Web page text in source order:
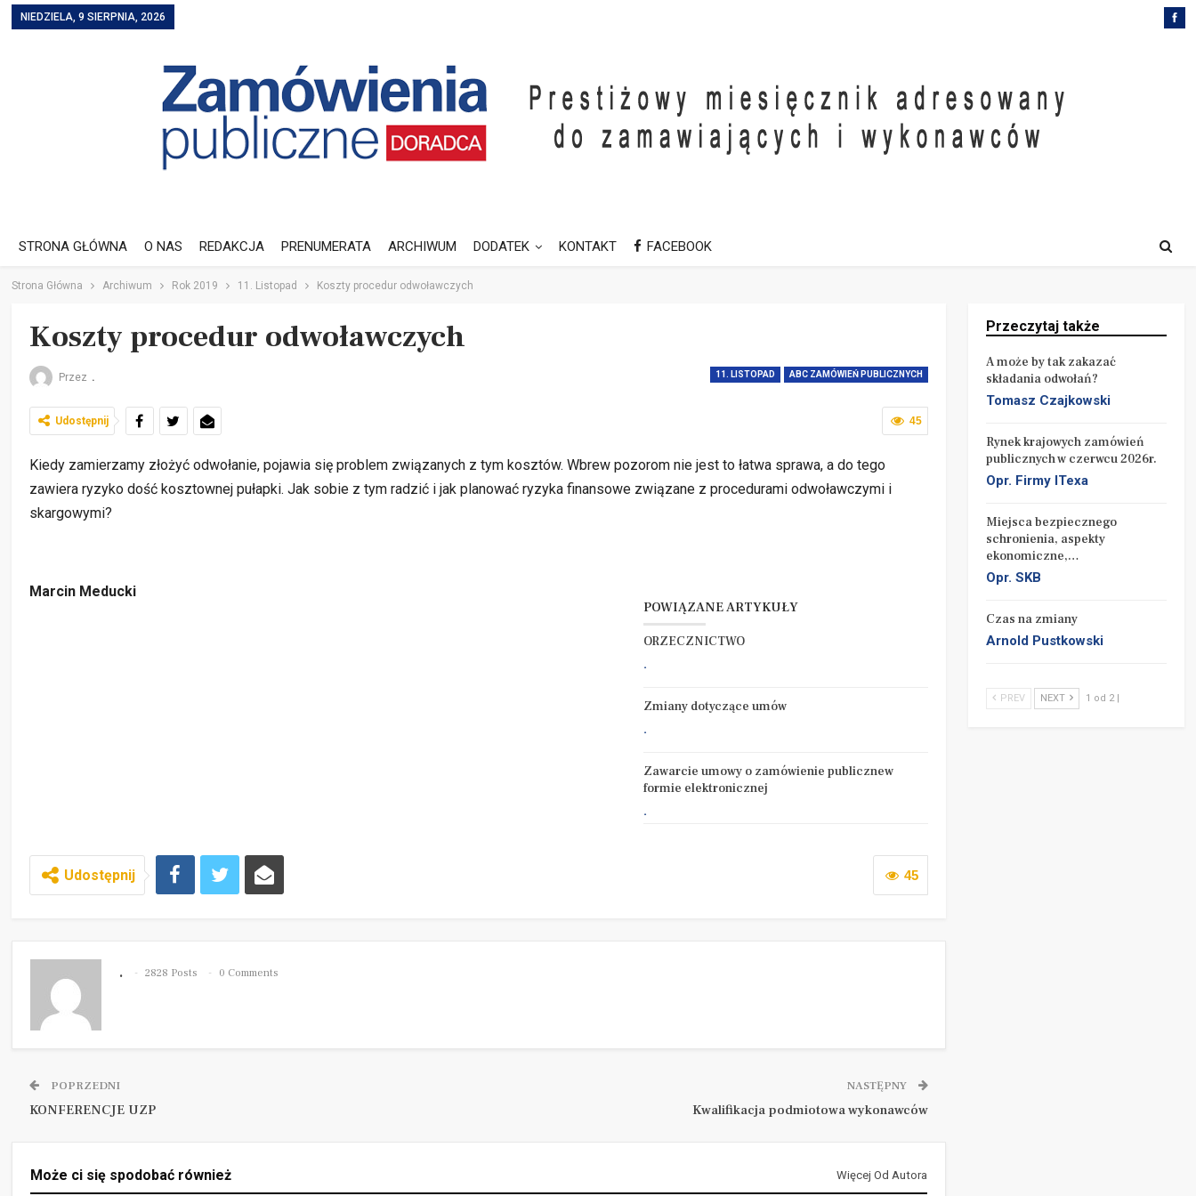
NIEDZIELA, 9 SIERPNIA, 2026
STRONA GŁÓWNA O NAS REDAKCJA PRENUMERATA ARCHIWUM DODATEK KONTAKT FACEBOOK
Strona Główna Archiwum Rok 2019 11. Listopad Koszty procedur odwoławczych
Koszty procedur odwoławczych
11. LISTOPAD ABC ZAMÓWIEŃ PUBLICZNYCH
Przez .
45
Udostępnij
Kiedy zamierzamy złożyć odwołanie, pojawia się problem związanych z tym kosztów. Wbrew pozorom nie jest to łatwa sprawa, a do tego
zawiera ryzyko dość kosztownej pułapki. Jak sobie z tym radzić i jak planować ryzyka finansowe związane z procedurami odwoławczymi i
skargowymi?
POWIĄZANE ARTYKUŁY
ORZECZNICTWO
.
Zmiany dotyczące umów
.
Zawarcie umowy o zamówienie publicznew
formie elektronicznej
.
Marcin Meducki
45
Udostępnij
. 2828 Posts 0 Comments
POPRZEDNI
KONFERENCJE UZP
NASTĘPNY
Kwalifikacja podmiotowa wykonawców
Może ci się spodobać również Więcej Od Autora
Przeczytaj także
A może by tak zakazać
składania odwołań?
Tomasz Czajkowski
Rynek krajowych zamówień
publicznych w czerwcu 2026r.
Opr. Firmy ITexa
Miejsca bezpiecznego
schronienia, aspekty
ekonomiczne,…
Opr. SKB
Czas na zmiany
Arnold Pustkowski
PREV NEXT 1 od 2 |